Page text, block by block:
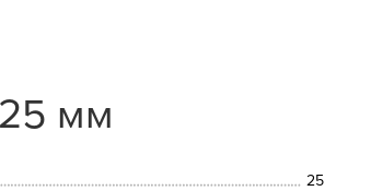
мм
25